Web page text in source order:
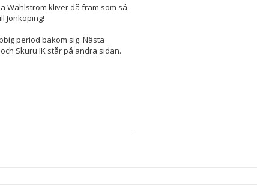
Wahlström kliver då fram som så
Jönköping!
period bakom sig. Nästa
Skuru IK står på andra sidan.